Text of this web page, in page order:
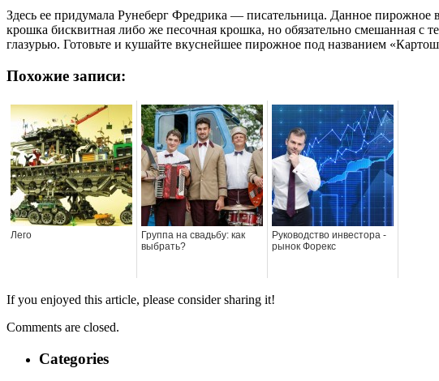
Здесь ее придумала Рунеберг Фредрика — писательница. Данное пирожное
крошка бисквитная либо же песочная крошка, но обязательно смешанная
глазурью. Готовьте и кушайте вкуснейшее пирожное под названием
Похожие записи:
Лего
Группа на свадьбу: как
выбрать?
Руководство инвестора -
рынок Форекс
If you enjoyed this article, please consider sharing it!
Comments are closed.
Categories